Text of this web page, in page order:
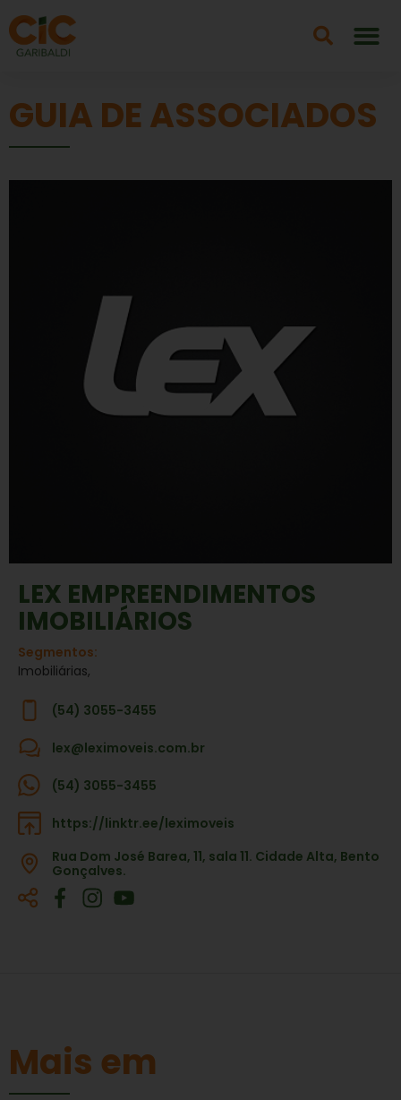
GUIA DE ASSOCIADOS
LEX EMPREENDIMENTOS
IMOBILIÁRIOS
Segmentos:
Imobiliárias,
(54) 3055-3455
lex@leximoveis.com.br
(54) 3055-3455
https://linktr.ee/leximoveis
Rua Dom José Barea, 11, sala 11. Cidade Alta, Bento
Gonçalves.
Mais em